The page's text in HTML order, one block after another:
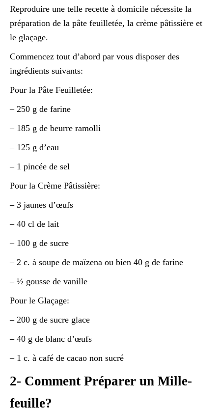
Reproduire une telle recette à domicile nécessite la
préparation de la pâte feuilletée, la crème pâtissière et
le glaçage.
Commencez tout d’abord par vous disposer des
ingrédients suivants:
Pour la Pâte Feuilletée:
– 250 g de farine
– 185 g de beurre ramolli
– 125 g d’eau
– 1 pincée de sel
Pour la Crème Pâtissière:
– 3 jaunes d’œufs
– 40 cl de lait
– 100 g de sucre
– 2 c. à soupe de maïzena ou bien 40 g de farine
– ½ gousse de vanille
Pour le Glaçage:
– 200 g de sucre glace
– 40 g de blanc d’œufs
– 1 c. à café de cacao non sucré
2- Comment Préparer un Mille-
feuille?